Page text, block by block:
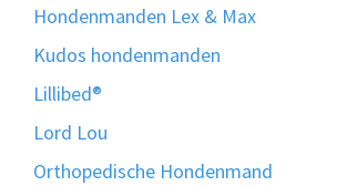
Hondenmanden Lex & Max
Kudos hondenmanden
Lillibed®
Lord Lou
Orthopedische Hondenmand